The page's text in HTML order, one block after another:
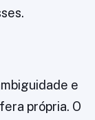
e
própria. O